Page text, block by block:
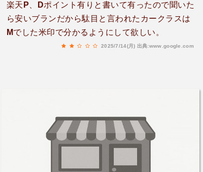
楽天P、Dポイント有りと書いて有ったので聞いた
ら安いブランだから駄目と言われたカークラスは
Mでした米印で分かるようにして欲しい。
2025/7/14(月) 出典:www.google.com